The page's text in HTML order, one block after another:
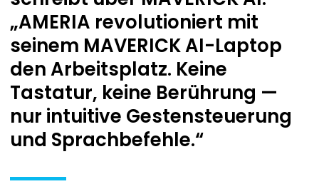
„AMERIA revolutioniert mit
seinem MAVERICK AI-Laptop
den Arbeitsplatz. Keine
Tastatur, keine Berührung —
nur intuitive Gestensteuerung
und Sprachbefehle.“